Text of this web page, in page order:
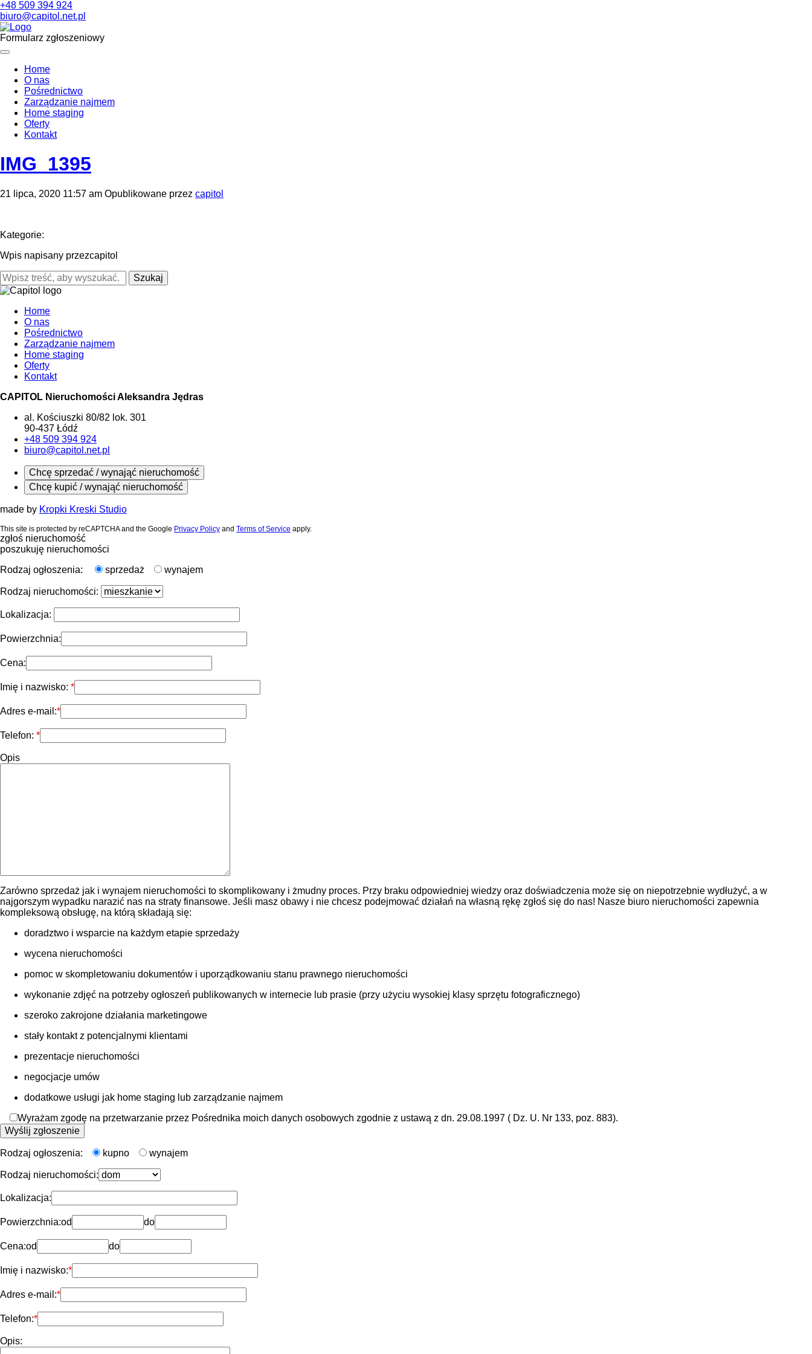
+48 509 394 924
biuro@capitol.net.pl
Formularz zgłoszeniowy
Home
O nas
Pośrednictwo
Zarządzanie najmem
Home staging
Oferty
Kontakt
IMG_1395
21 lipca, 2020 11:57 am Opublikowane przez capitol
Kategorie:
Wpis napisany przezcapitol
Szukaj
Home
O nas
Pośrednictwo
Zarządzanie najmem
Home staging
Oferty
Kontakt
CAPITOL Nieruchomości Aleksandra Jędras
al. Kościuszki 80/82 lok. 301
90-437 Łódź
+48 509 394 924
biuro@capitol.net.pl
Chcę sprzedać / wynająć nieruchomość
Chcę kupić / wynająć nieruchomość
made by Kropki Kreski Studio
This site is protected by reCAPTCHA and the Google Privacy Policy and Terms of Service apply.
zgłoś nieruchomość
poszukuję nieruchomości
Rodzaj ogłoszenia:
sprzedaż wynajem
Rodzaj nieruchomości:
Lokalizacja:
Powierzchnia:
Cena:
Imię i nazwisko:
Adres e-mail:
Telefon:
Opis
Zarówno sprzedaż jak i wynajem nieruchomości to skomplikowany i żmudny proces. Przy braku odpowiedniej wiedzy oraz doświadczenia może się on niepotrzebnie wydłużyć, a w
najgorszym wypadku narazić nas na straty finansowe. Jeśli masz obawy i nie chcesz podejmować działań na własną rękę zgłoś się do nas! Nasze biuro nieruchomości zapewnia
kompleksową obsługę, na którą składają się:
doradztwo i wsparcie na każdym etapie sprzedaży
wycena nieruchomości
pomoc w skompletowaniu dokumentów i uporządkowaniu stanu prawnego nieruchomości
wykonanie zdjęć na potrzeby ogłoszeń publikowanych w internecie lub prasie (przy użyciu wysokiej klasy sprzętu fotograficznego)
szeroko zakrojone działania marketingowe
stały kontakt z potencjalnymi klientami
prezentacje nieruchomości
negocjacje umów
dodatkowe usługi jak home staging lub zarządzanie najmem
Wyrażam zgodę na przetwarzanie przez Pośrednika moich danych osobowych zgodnie z ustawą z dn. 29.08.1997 ( Dz. U. Nr 133, poz. 883).
Rodzaj ogłoszenia: kupno wynajem
Rodzaj nieruchomości:
Lokalizacja:
Powierzchnia:od do
Cena:od do
Imię i nazwisko:
Adres e-mail:
Telefon:
Opis: